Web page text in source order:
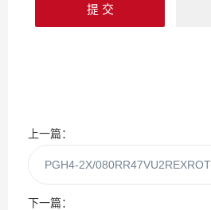
上一篇：
下一篇：